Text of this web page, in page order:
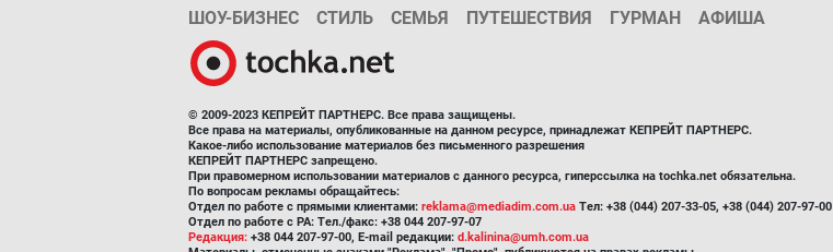
ШОУ-БИЗНЕС СТИЛЬ СЕМЬЯ ПУТЕШЕСТВИЯ ГУРМАН АФИША
© 2009-2023 КЕПРЕЙТ ПАРТНЕРС. Все права защищены.
Все права на материалы, опубликованные на данном ресурсе, принадлежат КЕПРЕЙТ ПАРТНЕРС.
Какое-либо использование материалов без письменного разрешения
КЕПРЕЙТ ПАРТНЕРС запрещено.
При правомерном использовании материалов с данного ресурса, гиперссылка на tochka.net обязательна.
По вопросам рекламы обращайтесь:
Отдел по работе с прямыми клиентами: reklama@mediadim.com.ua Тел: +38 (044) 207-33-05, +38 (044) 207-97-00
Отдел по работе с РА: Тел./факс: +38 044 207-97-07
Редакция: +38 044 207-97-00, E-mail редакции: d.kalinina@umh.com.ua